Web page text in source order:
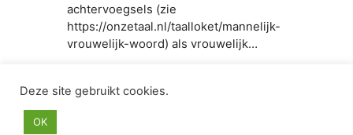
achtervoegsels (zie
https://onzetaal.nl/taalloket/mannelijk-
vrouwelijk-woord) als vrouwelijk…
© 2026 Hoe zeg je in het Engels
Deze site gebruikt cookies.
OK